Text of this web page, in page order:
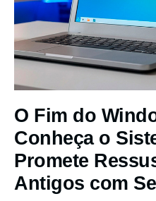
O Fim do
Conheça o
Promete
Antigos com